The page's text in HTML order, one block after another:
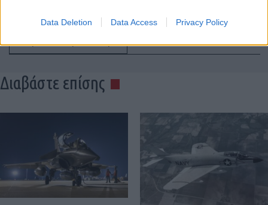
Data Deletion Data Access Privacy Policy
Διαβάστε επίσης